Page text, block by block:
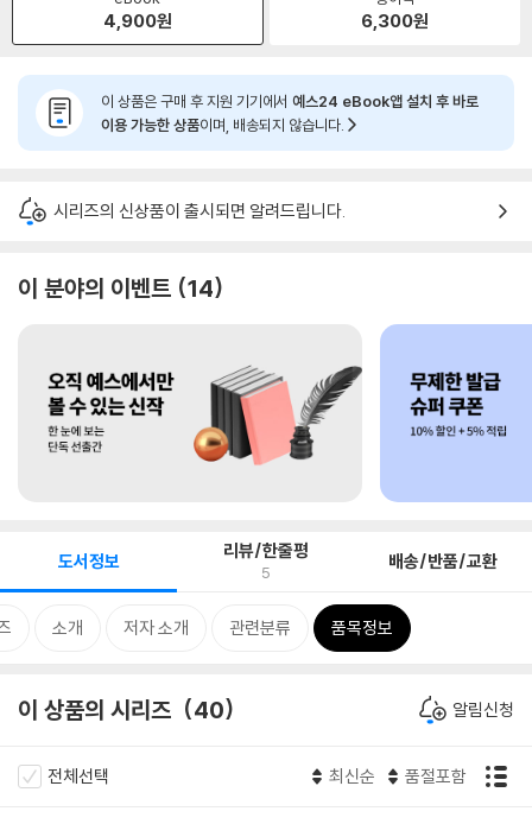
4,900원 6,300원
이 상품은 구매 후 지원 기기에서 예스24 eBook앱 설치 후 바로
이용 가능한 상품이며, 배송되지 않습니다.
시리즈의 신상품이 출시되면 알려드립니다.
이 분야의 이벤트 14
도서정보 리뷰/한줄평
5 배송/반품/교환
소개 저자 소개 관련분류 품목정보
이 상품의 시리즈 40 알림신청
전체선택 최신순 품절포함